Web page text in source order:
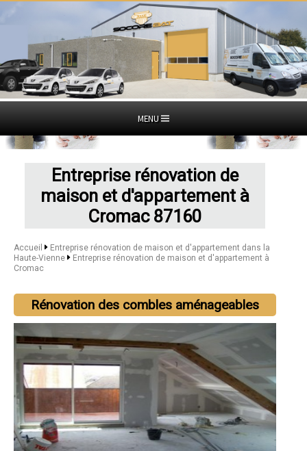
MENU
Entreprise rénovation de
maison et d'appartement à
Cromac 87160
Accueil
Entreprise rénovation de maison et d'appartement dans la
Haute-Vienne
Entreprise rénovation de maison et d'appartement à
Cromac
Rénovation des combles aménageables